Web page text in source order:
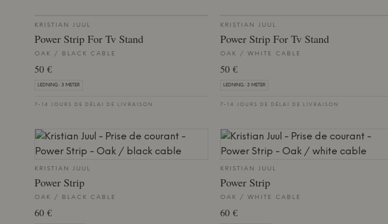
KRISTIAN JUUL
Power Strip For Tv Stand
OAK / BLACK CABLE
50 €
LEDNING: 3 METER
7-14 JOURS DE DÉLAI DE LIVRAISON
KRISTIAN JUUL
Power Strip For Tv Stand
OAK / WHITE CABLE
50 €
LEDNING: 3 METER
7-14 JOURS DE DÉLAI DE LIVRAISON
KRISTIAN JUUL
Power Strip
OAK / BLACK CABLE
60 €
KRISTIAN JUUL
Power Strip
OAK / WHITE CABLE
60 €